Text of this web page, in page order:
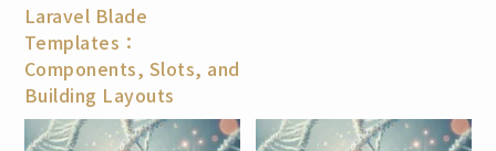
Laravel Blade
Templates：
Components, Slots, and
Building Layouts